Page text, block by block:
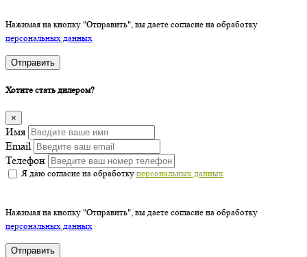
Нажимая на кнопку "Отправить", вы даете согласие на обработку
персональных данных
Отправить
Хотите стать дилером?
×
Имя
Email
Телефон
Я даю согласие на обработку персональных данных
Нажимая на кнопку "Отправить", вы даете согласие на обработку
персональных данных
Отправить